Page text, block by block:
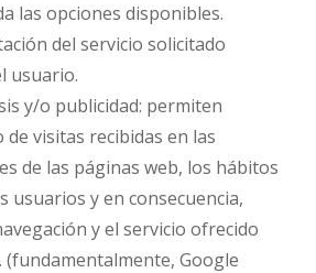
las opciones disponibles.
del servicio solicitado
usuario.
y/o publicidad: permiten
visitas recibidas en las
de las páginas web, los hábitos
usuarios y en consecuencia,
y el servicio ofrecido
(fundamentalmente, Google